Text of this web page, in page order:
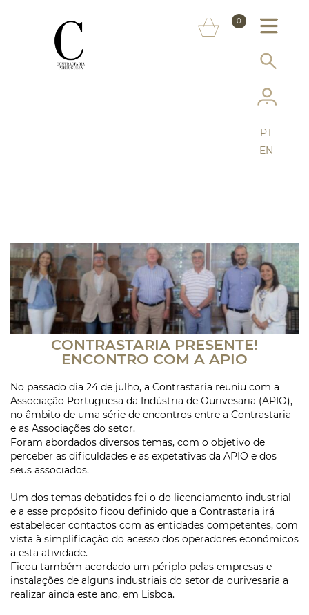
0
SERVIÇOS
MAIS CONTRASTARIA
PT
EN
CONTRASTARIA PRESENTE!
ENCONTRO COM A APIO
No passado dia 24 de julho, a Contrastaria reuniu com a
Associação Portuguesa da Indústria de Ourivesaria (APIO),
no âmbito de uma série de encontros entre a Contrastaria
e as Associações do setor.
Foram abordados diversos temas, com o objetivo de
perceber as dificuldades e as expetativas da APIO e dos
seus associados.
Um dos temas debatidos foi o do licenciamento industrial
e a esse propósito ficou definido que a Contrastaria irá
estabelecer contactos com as entidades competentes, com
vista à simplificação do acesso dos operadores económicos
a esta atividade.
Ficou também acordado um périplo pelas empresas e
instalações de alguns industriais do setor da ourivesaria a
realizar ainda este ano, em Lisboa.